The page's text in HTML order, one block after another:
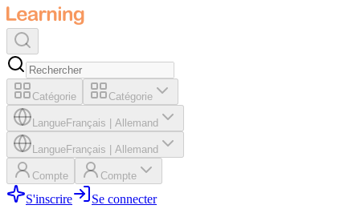
Catégorie Catégorie
LangueFrançais Allemand
LangueFrançais Allemand
Compte Compte
S'inscrire Se connecter